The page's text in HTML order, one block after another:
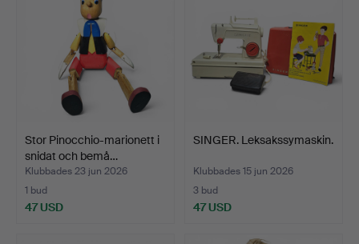
Stor Pinocchio-marionett i
snidat och bemå…
Klubbades 23 jun 2026
1 bud
47 USD
SINGER. Leksakssymaskin.
Klubbades 15 jun 2026
3 bud
47 USD